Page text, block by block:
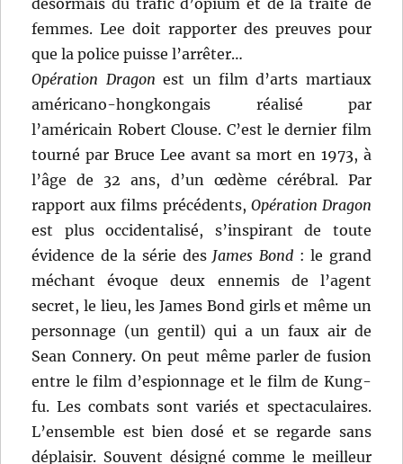
désormais du trafic d’opium et de la traite de
femmes. Lee doit rapporter des preuves pour
que la police puisse l’arrêter…
Opération Dragon est un film d’arts martiaux
américano-hongkongais réalisé par
l’américain Robert Clouse. C’est le dernier film
tourné par Bruce Lee avant sa mort en 1973, à
l’âge de 32 ans, d’un œdème cérébral. Par
rapport aux films précédents, Opération Dragon
est plus occidentalisé, s’inspirant de toute
évidence de la série des James Bond: le grand
méchant évoque deux ennemis de l’agent
secret, le lieu, les James Bond girls et même un
personnage (un gentil) qui a un faux air de
Sean Connery. On peut même parler de fusion
entre le film d’espionnage et le film de Kung-
fu. Les combats sont variés et spectaculaires.
L’ensemble est bien dosé et se regarde sans
déplaisir. Souvent désigné comme le meilleur